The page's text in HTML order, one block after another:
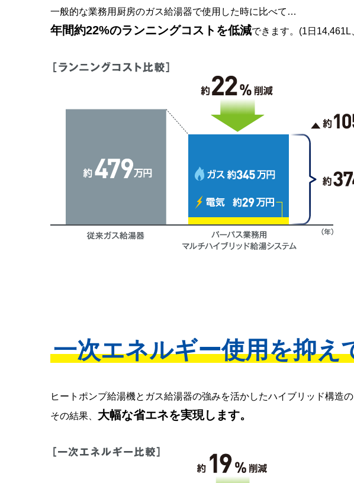
一般的な業務用厨房のガス給湯器で使用した時に比べて…
年間約22%のランニングコストを低減できます。(1日
一次エネルギー使用を抑え
ヒートポンプ給湯機とガス給湯器の強みを活かしたハイブリッド構造
その結果、 大幅な省エネを実現します。